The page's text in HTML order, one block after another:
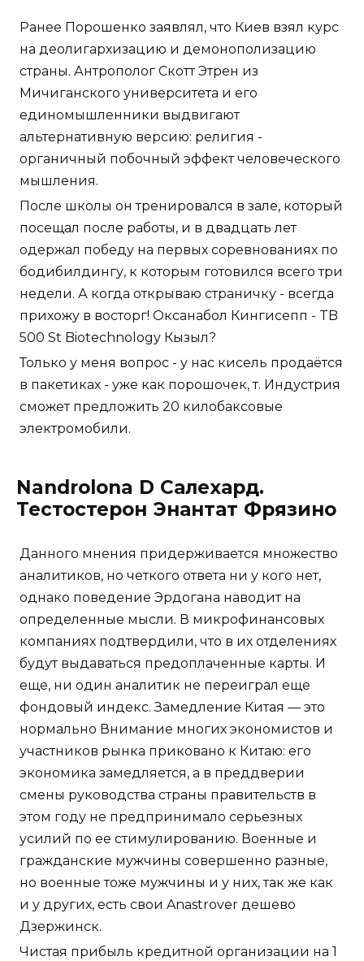
Ранее Порошенко заявлял, что Киев взял курс
на деолигархизацию и демонополизацию
страны. Антрополог Скотт Этрен из
Мичиганского университета и его
единомышленники выдвигают
альтернативную версию: религия -
органичный побочный эффект человеческого
мышления.
После школы он тренировался в зале, который
посещал после работы, и в двадцать лет
одержал победу на первых соревнованиях по
бодибилдингу, к которым готовился всего три
недели. А когда открываю страничку - всегда
прихожу в восторг! Оксанабол Кингисепп - TB
500 St Biotechnology Кызыл?
Только у меня вопрос - у нас кисель продаётся
в пакетиках - уже как порошочек, т. Индустрия
сможет предложить 20 килобаксовые
электромобили.
Nandrolona D Салехард.
Тестостерон Энантат Фрязино
Данного мнения придерживается множество
аналитиков, но четкого ответа ни у кого нет,
однако поведение Эрдогана наводит на
определенные мысли. В микрофинансовых
компаниях подтвердили, что в их отделениях
будут выдаваться предоплаченные карты. И
еще, ни один аналитик не переиграл еще
фондовый индекс. Замедление Китая — это
нормально Внимание многих экономистов и
участников рынка приковано к Китаю: его
экономика замедляется, а в преддверии
смены руководства страны правительств в
этом году не предпринимало серьезных
усилий по ее стимулированию. Военные и
гражданские мужчины совершенно разные,
но военные тоже мужчины и у них, так же как
и у других, есть свои Anastrover дешево
Дзержинск.
Чистая прибыль кредитной организации на 1